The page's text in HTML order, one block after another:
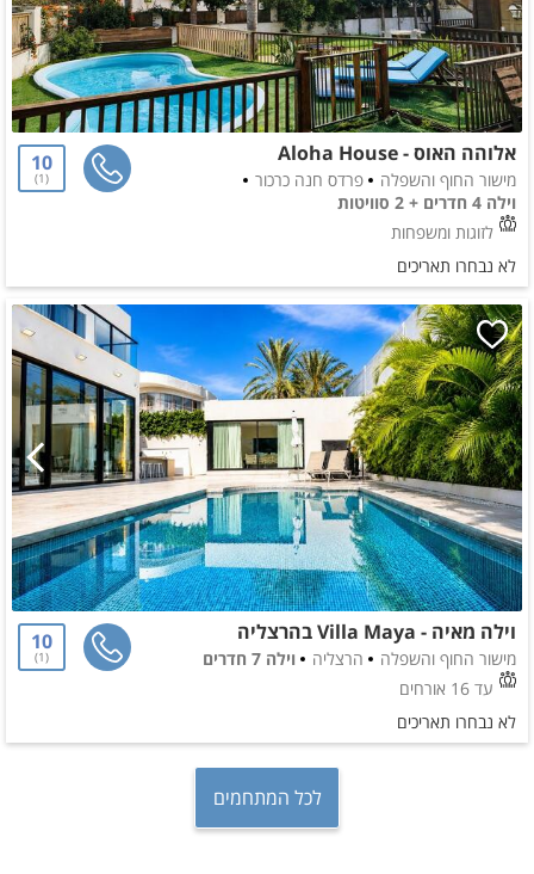
אלוהה האוס - Aloha House
מישור החוף והשפלה
פרדס חנה כרכור
וילה 4 חדרים + 2 סוויטות
לזוגות ומשפחות
10
1
לא נבחרו תאריכים
וילה מאיה - Villa Maya בהרצליה
מישור החוף והשפלה הרצליה
וילה 7 חדרים
עד 16 אורחים
10
1
לא נבחרו תאריכים
לכל המתחמים